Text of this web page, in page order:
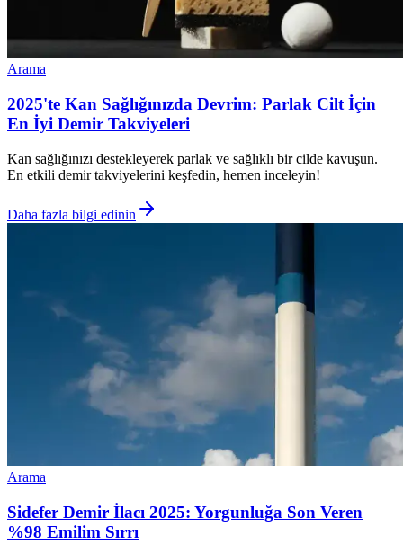
Arama
2025'te Kan Sağlığınızda Devrim: Parlak Cilt İçin
En İyi Demir Takviyeleri
Kan sağlığınızı destekleyerek parlak ve sağlıklı bir cilde kavuşun.
En etkili demir takviyelerini keşfedin, hemen inceleyin!
Daha fazla bilgi edinin
Arama
Sidefer Demir İlacı 2025: Yorgunluğa Son Veren
%98 Emilim Sırrı